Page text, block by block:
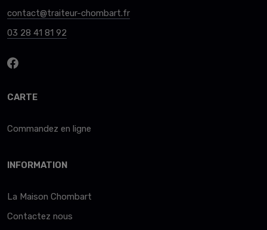
contact@traiteur-chombart.fr
03 28 41 81 92
CARTE
Commandez en ligne
INFORMATION
La Maison Chombart
Contactez nous